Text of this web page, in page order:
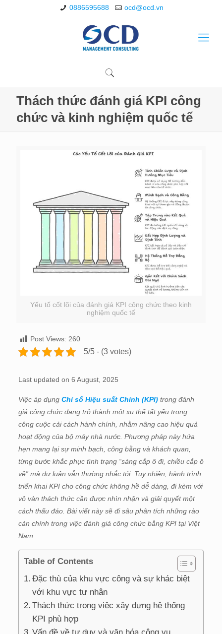
0886595688 ocd@ocd.vn
Thách thức đánh giá KPI công
chức và kinh nghiệm quốc tế
Yếu tố cốt lõi của đánh giá KPI công chức theo kinh
nghiệm quốc tế
Post Views: 260
5/5 - (3 votes)
Last updated on 6 August, 2025
Việc áp dụng Chỉ số Hiệu suất Chính (KPI)trong đánh
giá công chức đang trở thành một xu thế tất yếu trong
công cuộc cải cách hành chính, nhằm nâng cao hiệu quả
hoạt động của bộ máy nhà nước. Phương pháp này hứa
hẹn mang lại sự minh bạch, công bằng và khách quan,
từng bước khắc phục tình trạng “sáng cắp ô đi, chiều cắp ô
về” mà dư luận vẫn thường nhắc tới. Tuy nhiên, hành trình
triển khai KPI cho công chức không hề dễ dàng, đi kèm với
vô vàn thách thức cần được nhìn nhận và giải quyết một
cách thấu đáo. Bài viết này sẽ đi sâu phân tích những rào
cản chính trong việc đánh giá công chức bằng KPI tại Việt
Nam.
Table of Contents
Đặc thù của khu vực công và sự khác biệt
với khu vực tư nhân
Thách thức trong việc xây dựng hệ thống
KPI phù hợp